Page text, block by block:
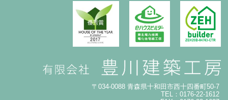
〒034-0088 青森県十和田市西十四番町50-7
TEL：0176-22-1612